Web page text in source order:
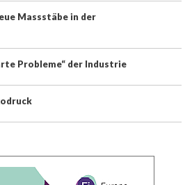
Massstäbe in der
Probleme“ der Industrie